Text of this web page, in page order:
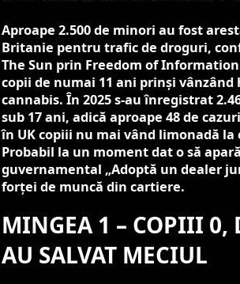
Aproape 2.500 de minori au fost
Britanie pentru trafic de droguri,
The Sun prin Freedom of
copii de numai 11 ani prinși vânzând
cannabis. În 2025 s-au înregistrat
sub 17 ani, adică aproape 48 de
în UK copiii nu mai vând limonadă
Probabil la un moment dat o să
guvernamental „Adoptă un dealer
forței de muncă din cartiere.
MINGEA 1 – COPIII 0,
AU SALVAT MECIUL